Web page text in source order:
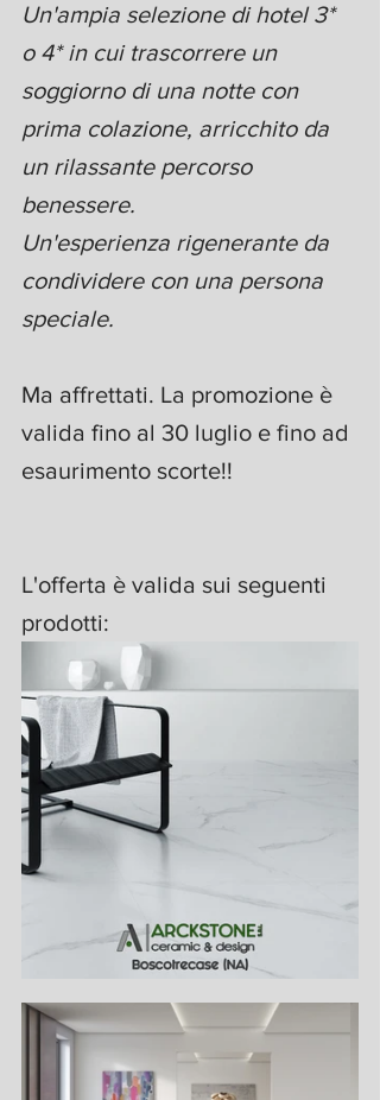
Un'ampia selezione di hotel 3*
o 4* in cui trascorrere un
soggiorno di una notte con
prima colazione, arricchito da
un rilassante percorso
benessere.
Un'esperienza rigenerante da
condividere con una persona
speciale.
Ma affrettati. La promozione è
valida fino al 30 luglio e fino ad
esaurimento scorte!!
L'offerta è valida sui seguenti
prodotti: